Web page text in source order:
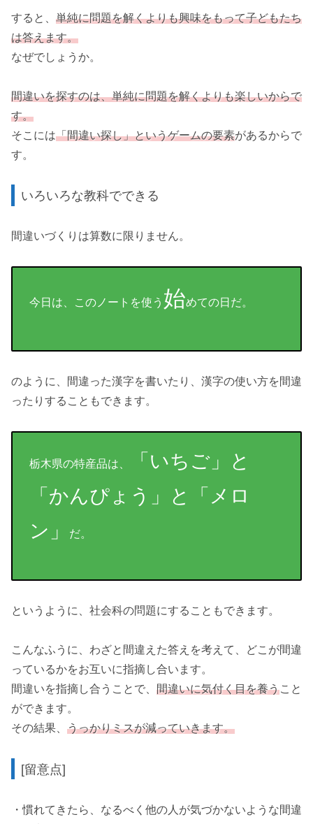
すると、 単純に問題を解くよりも興味をもって子どもたち
は答えます。
なぜでしょうか。
間違いを探すのは、単純に問題を解くよりも楽しいからで
す。
そこには「間違い探し」というゲームの要素があるからで
す。
いろいろな教科でできる
間違いづくりは算数に限りません。
今日は、このノートを使う 始めての日だ。
のように、間違った漢字を書いたり、漢字の使い方を間違
ったりすることもできます。
栃木県の特産品は、
「いちご」と
「かんぴょう」と「メロ
ン」
だ。
というように、社会科の問題にすることもできます。
こんなふうに、わざと間違えた答えを考えて、どこが間違
っているかをお互いに指摘し合います。
間違いを指摘し合うことで、 間違いに気付く目を養うこと
ができます。
その結果、 うっかりミスが減っていきます。
[留意点]
・慣れてきたら、なるべく他の人が気づかないような間違